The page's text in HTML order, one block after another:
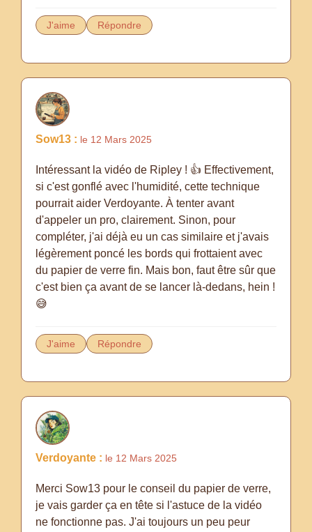
J'aime Répondre
Sow13 : le 12 Mars 2025
Intéressant la vidéo de Ripley ! 👍 Effectivement,
si c'est gonflé avec l'humidité, cette technique
pourrait aider Verdoyante. À tenter avant
d'appeler un pro, clairement. Sinon, pour
compléter, j'ai déjà eu un cas similaire et j'avais
légèrement poncé les bords qui frottaient avec
du papier de verre fin. Mais bon, faut être sûr que
c'est bien ça avant de se lancer là-dedans, hein !
😅
J'aime Répondre
Verdoyante : le 12 Mars 2025
Merci Sow13 pour le conseil du papier de verre,
je vais garder ça en tête si l'astuce de la vidéo
ne fonctionne pas. J'ai toujours un peu peur